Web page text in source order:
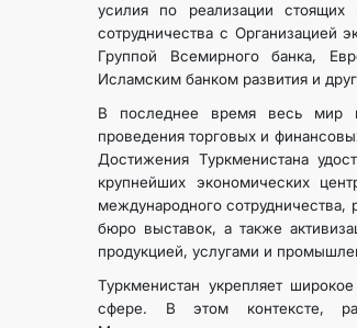
усилия по реализации стоящих
сотрудничества с Организацией
Группой Всемирного банка,
Исламским банком развития и
В последнее время весь мир
проведения торговых и
Достижения Туркменистана
крупнейших экономических
международного
бюро выставок, а также
продукцией, услугами и
Туркменистан укрепляет
сфере. В этом контексте,